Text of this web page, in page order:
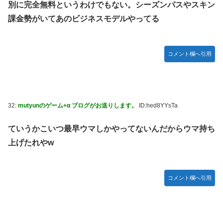
別に完全無料というわけでもない。シーズンパスやスキン
課金勢がいてあのビジネスモデルやってる
コメント欄へ引用
32: mutyunのゲーム+α ブログがお送りします。 ID:hed8YYsTa
ていうかこいつ最早ウマしかやってないんだからウマ持ち
上げたれやw
コメント欄へ引用